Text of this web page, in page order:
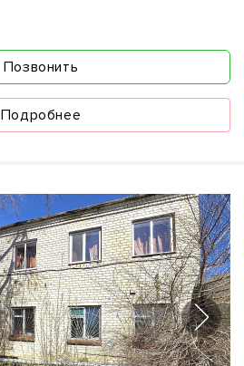
Позвонить
Подробнее